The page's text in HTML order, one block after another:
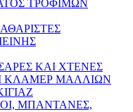
ΤΡΟΦΙΜΩΝ
ΚΑΙ ΧΤΕΝΕΣ
ΚΛΑΜΕΡ ΜΑΛΛΙΩΝ
ΜΠΑΝΤΑΝΕΣ,